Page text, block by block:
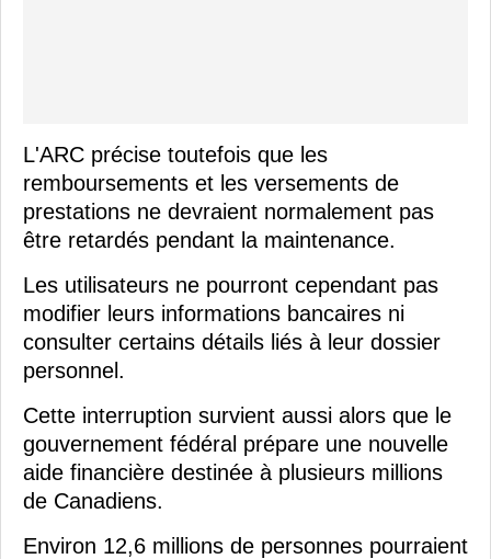
L'ARC précise toutefois que les
remboursements et les versements de
prestations ne devraient normalement pas
être retardés pendant la maintenance.
Les utilisateurs ne pourront cependant pas
modifier leurs informations bancaires ni
consulter certains détails liés à leur dossier
personnel.
Cette interruption survient aussi alors que le
gouvernement fédéral prépare une nouvelle
aide financière destinée à plusieurs millions
de Canadiens.
Environ 12,6 millions de personnes pourraient